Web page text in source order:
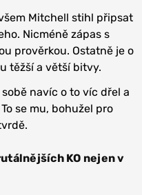
Mitchell stihl připsat
Nicméně zápas s
prověrkou. Ostatně je o
těžší a větší bitvy.
navíc o to víc dřel a
se mu, bohužel pro
KO nejen v